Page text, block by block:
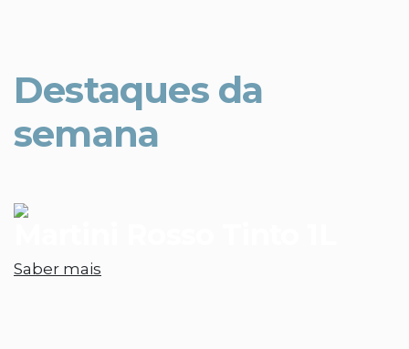
Destaques da
semana
Saber mais